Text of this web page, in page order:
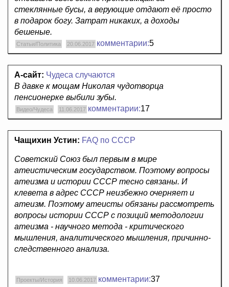
стеклянные бусы, а верующие отдают её просто
в подарок богу. Затрат никаких, а доходы
бешеные.
Статьи/Политика 20.06.2017 комментарии:5
А-сайт: Чудеса случаются
В давке к мощам Николая чудотворца
пенсионерке выбили зубы.
Видео/Чудеса 11.06.2017 комментарии:17
Чащихин Устин: FAQ по СССР
Советский Союз был первым в мире
атеистическим государством. Поэтому вопросы
атеизма и истории СССР тесно связаны. И
клевета в адрес СССР неизбежно очерняет и
атеизм. Поэтому атеисты обязаны рассмотреть
вопросы истории СССР с позиций методологии
атеизма - научного метода - критического
мышления, аналитического мышления, причинно-
следственного анализа.
Проекты/История 10.06.2017 комментарии:37